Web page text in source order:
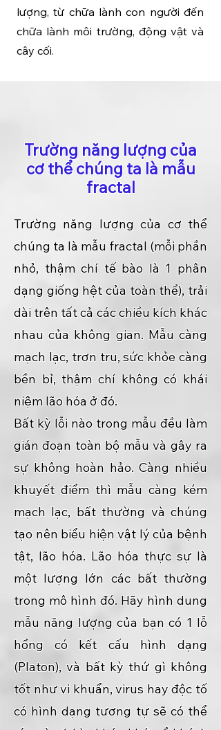
lượng, từ chữa lành con người đến
chữa lành môi trường, động vật và
cây cối.
Trường năng lượng của
cơ thể chúng ta là mẫu
fractal
Trường năng lượng của cơ thể
chúng ta là mẫu fractal (mỗi phần
nhỏ, thậm chí tế bào là 1 phân
dạng giống hệt của toàn thể), trải
dài trên tất cả các chiều kích khác
nhau của không gian. Mẫu càng
mạch lạc, trơn tru, sức khỏe càng
bền bỉ, thậm chí không có khái
niệm lão hóa ở đó.
Bất kỳ lỗi nào trong mẫu đều làm
gián đoạn toàn bộ mẫu và gây ra
sự không hoàn hảo. Càng nhiều
khuyết điểm thì mẫu càng kém
mạch lạc, bất thường và chúng
tạo nên biểu hiện vật lý của bệnh
tật, lão hóa. Lão hóa thực sự là
một lượng lớn các bất thường
trong mô hình đó. Hãy hình dung
mẫu năng lượng của bạn có 1 lỗ
hổng có kết cấu hình dạng
(Platon), và bất kỳ thứ gì không
tốt như vi khuẩn, virus hay độc tố
có hình dạng tương tự sẽ có thể